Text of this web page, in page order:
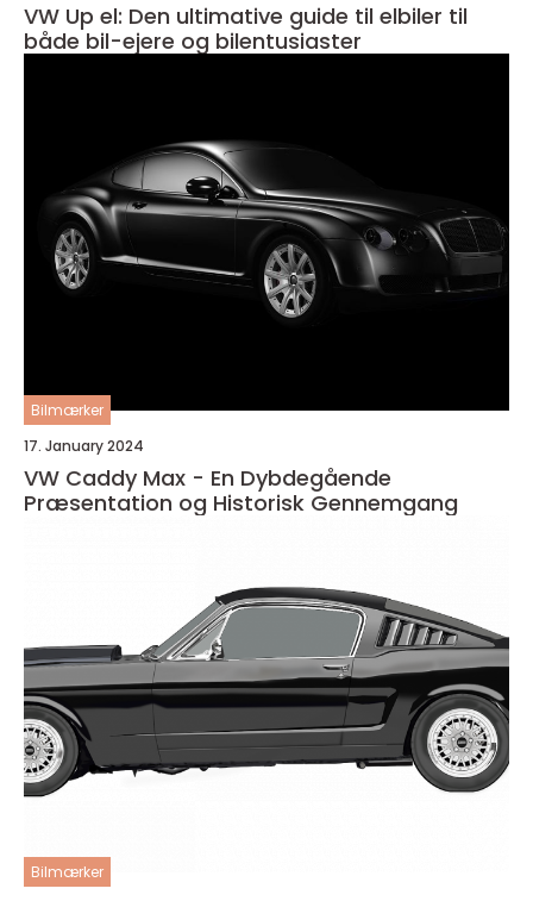
VW Up el: Den ultimative guide til elbiler til
både bil-ejere og bilentusiaster
Bilmærker
17. January 2024
VW Caddy Max - En Dybdegående
Præsentation og Historisk Gennemgang
Bilmærker